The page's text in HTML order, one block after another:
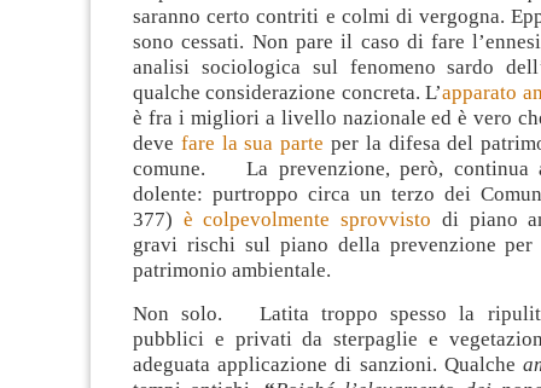
saranno certo contriti e colmi di vergogna.
sono cessati. Non pare il caso di fare
analisi sociologica sul fenomeno sardo
qualche considerazione concreta. L’apparato
è fra i migliori a livello nazionale ed è vero
deve fare la sua parte per la difesa del
comune. La prevenzione, però, continua
dolente: purtroppo circa un terzo dei
377) è colpevolmente sprovvisto di piano
gravi rischi sul piano della prevenzione
patrimonio ambientale.
Non solo. Latita troppo spesso la
pubblici e privati da sterpaglie e
adeguata applicazione di sanzioni. Qualche